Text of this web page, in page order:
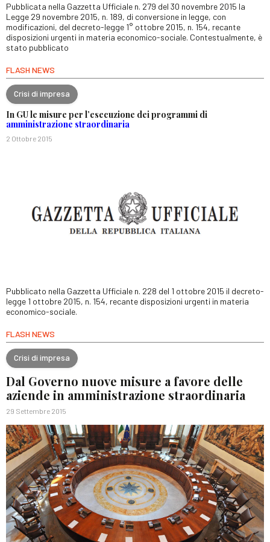
Pubblicata nella Gazzetta Ufficiale n. 279 del 30 novembre 2015 la
Legge 29 novembre 2015, n. 189, di conversione in legge, con
modificazioni, del decreto-legge 1° ottobre 2015, n. 154, recante
disposizioni urgenti in materia economico-sociale. Contestualmente, è
stato pubblicato
FLASH NEWS
Crisi di impresa
In GU le misure per l’esecuzione dei programmi di
amministrazione straordinaria
2 Ottobre 2015
Pubblicato nella Gazzetta Ufficiale n. 228 del 1 ottobre 2015 il decreto-
legge 1 ottobre 2015, n. 154, recante disposizioni urgenti in materia
economico-sociale.
FLASH NEWS
Crisi di impresa
Dal Governo nuove misure a favore delle
aziende in amministrazione straordinaria
29 Settembre 2015